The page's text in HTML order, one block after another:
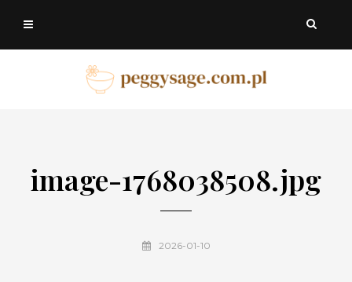
image-1768038508.jpg
2026-01-10